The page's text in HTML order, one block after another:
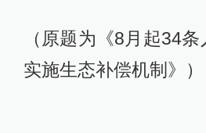
（原题为《8月起34
实施生态补偿机制》）